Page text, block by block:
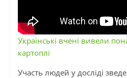
Українські вчені вивели
картоплі
Участь людей у досліді